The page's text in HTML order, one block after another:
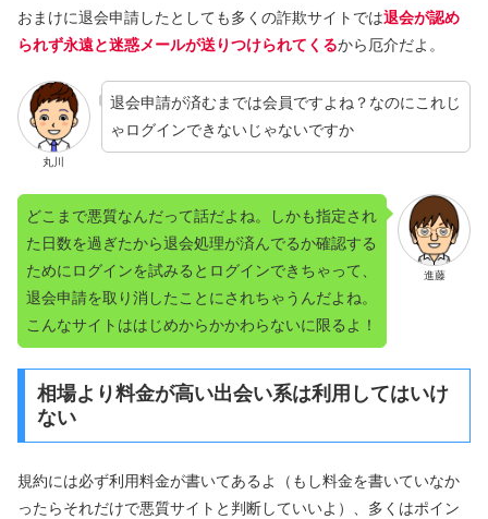
おまけに退会申請したとしても多くの詐欺サイトでは退会が認め
られず永遠と迷惑メールが送りつけられてくるから厄介だよ。
丸川
退会申請が済むまでは会員ですよね？なのにこれじ
ゃログインできないじゃないですか
進藤
どこまで悪質なんだって話だよね。しかも指定され
た日数を過ぎたから退会処理が済んでるか確認する
ためにログインを試みるとログインできちゃって、
退会申請を取り消したことにされちゃうんだよね。
こんなサイトははじめからかかわらないに限るよ！
相場より料金が高い出会い系は利用してはいけ
ない
規約には必ず利用料金が書いてあるよ（もし料金を書いていなか
ったらそれだけで悪質サイトと判断していいよ）、多くはポイン